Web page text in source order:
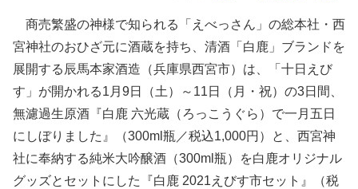
商売繁盛の神様で知られる「えべっさん」の総本社・西
宮神社のおひざ元に酒蔵を持ち、清酒「白鹿」ブランドを
展開する辰馬本家酒造（兵庫県西宮市）は、「十日えび
す」が開かれる1月9日（土）～11日（月・祝）の3日間、
無濾過生原酒『白鹿 六光蔵（ろっこうぐら）で一月五日
にしぼりました』（300ml瓶／税込1,000円）と、西宮神
社に奉納する純米大吟醸酒（300ml瓶）を白鹿オリジナル
グッズとセットにした『白鹿 2021えびす市セット』（税